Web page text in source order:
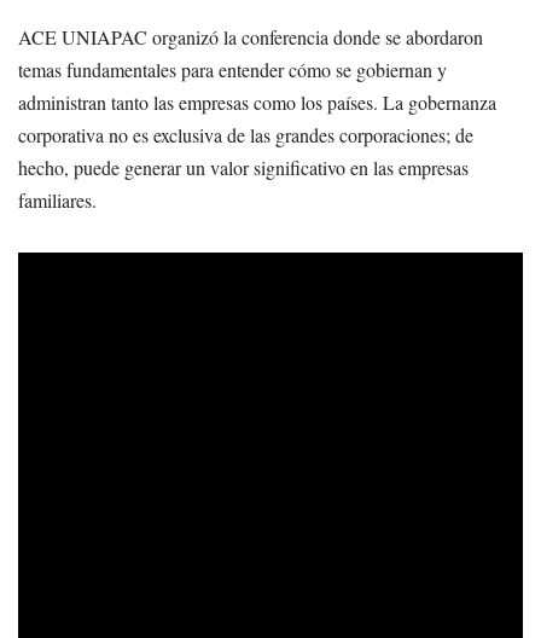
ACE UNIAPAC organizó la conferencia donde se abordaron
temas fundamentales para entender cómo se gobiernan y
administran tanto las empresas como los países. La gobernanza
corporativa no es exclusiva de las grandes corporaciones; de
hecho, puede generar un valor significativo en las empresas
familiares.